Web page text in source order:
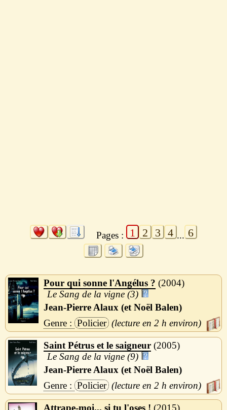
Pages : 1 2 3 4 ... 6
Pour qui sonne l'Angélus ?
2004
Le Sang de la vigne (3)
Jean-Pierre Alaux (et Noël Balen)
Policier
2 h
Saint Pétrus et le saigneur 2005
Le Sang de la vigne (9)
Jean-Pierre Alaux (et Noël Balen)
Policier
2 h
Attrape-moi... si tu l'oses !
2015